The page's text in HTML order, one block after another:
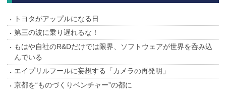
トヨタがアップルになる日
第三の波に乗り遅れるな！
もはや自社のR&Dだけでは限界、ソフトウェアが世界を呑み込
んでいる
エイプリルフールに妄想する「カメラの再発明」
京都を“ものづくりベンチャー”の都に